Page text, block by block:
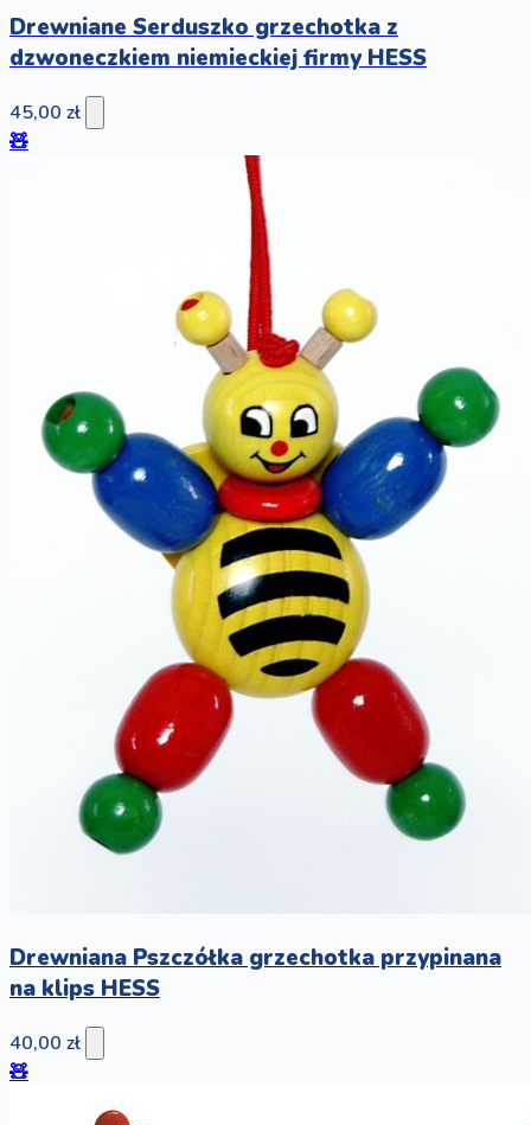
Drewniane Serduszko grzechotka z
dzwoneczkiem niemieckiej firmy HESS
45,00 zł
🧸
Drewniana Pszczółka grzechotka przypinana
na klips HESS
40,00 zł
🧸